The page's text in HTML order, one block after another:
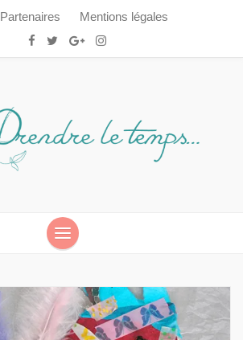
Partenaires Mentions légales